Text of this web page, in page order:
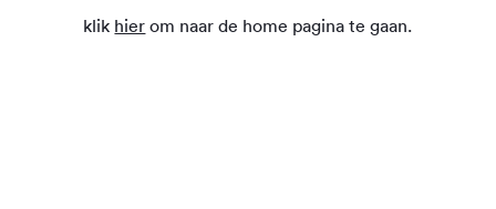
klik hier om naar de home pagina te gaan.